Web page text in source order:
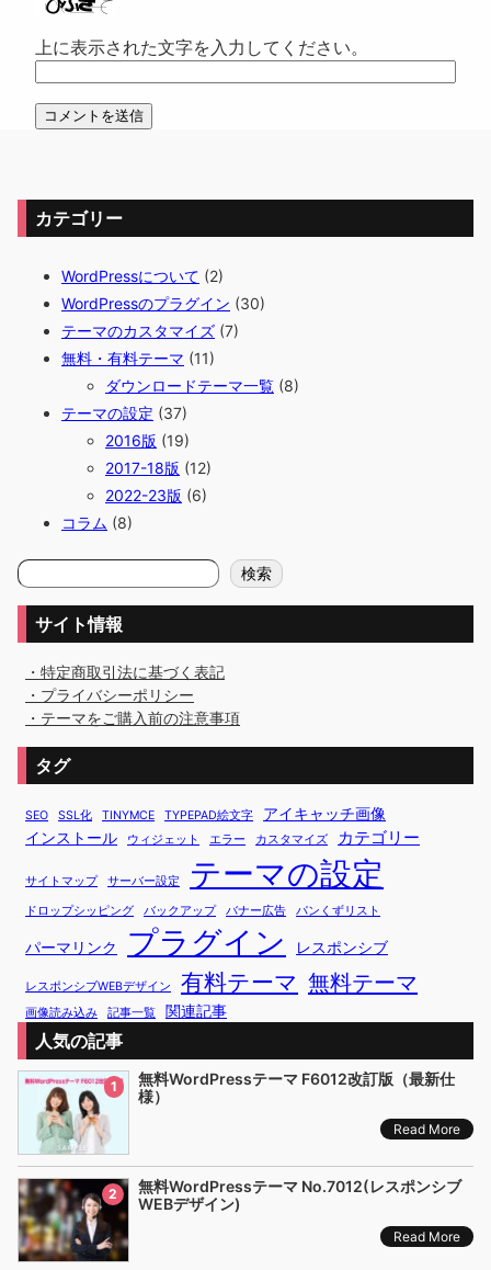
上に表示された文字を入力してください。
カテゴリー
WordPressについて (2)
WordPressのプラグイン (30)
テーマのカスタマイズ (7)
無料・有料テーマ (11)
ダウンロードテーマ一覧 (8)
テーマの設定 (37)
2016版 (19)
2017-18版 (12)
2022-23版 (6)
コラム (8)
検
索
検索
サイト情報
・特定商取引法に基づく表記
・プライバシーポリシー
・テーマをご購入前の注意事項
タグ
SEO SSL化 TINYMCE TYPEPAD絵文字
アイキャッチ画像
インストール
ウィジェット エラー カスタマイズ カテゴリー
サイトマップ サーバー設定 テーマの設定
ドロップシッピング バックアップ バナー広告 パンくずリスト
パーマリンク プラグイン レスポンシブ
レスポンシブWEBデザイン 有料テーマ 無料テーマ
画像読み込み 記事一覧 関連記事
人気の記事
1
無料WordPressテーマ F6012改訂版（最新仕
様）
Read More
2
無料WordPressテーマ No.7012(レスポンシブ
WEBデザイン)
Read More